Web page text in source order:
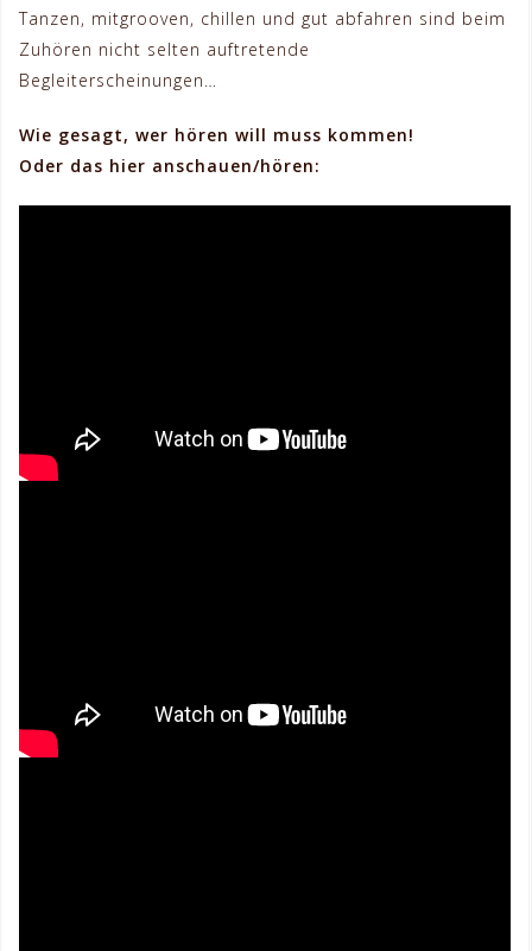
Tanzen, mitgrooven, chillen und gut abfahren sind beim
Zuhören nicht selten auftretende
Begleiterscheinungen…
Wie gesagt, wer hören will muss kommen!
Oder das hier anschauen/hören: